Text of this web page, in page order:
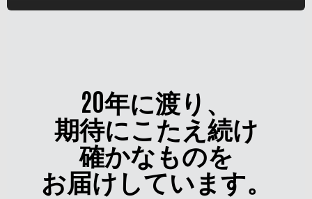
20年に渡り、
期待にこたえ続け
確かなものを
お届けしています。